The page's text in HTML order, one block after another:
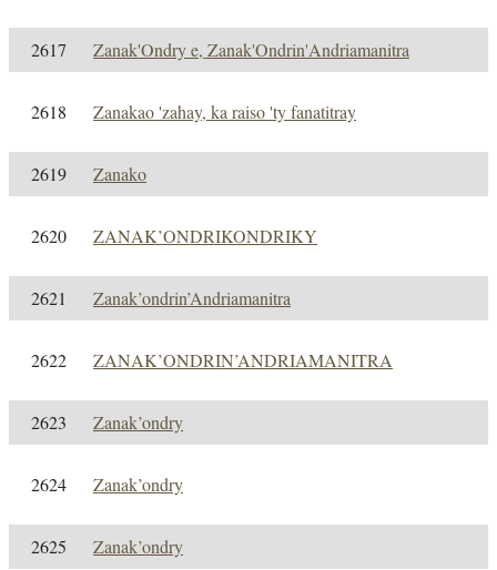
2617 Zanak'Ondry e, Zanak'Ondrin'Andriamanitra
2618 Zanakao 'zahay, ka raiso 'ty fanatitray
2619 Zanako
2620 ZANAK’ONDRIKONDRIKY
2621 Zanak’ondrin’Andriamanitra
2622 ZANAK’ONDRIN’ANDRIAMANITRA
2623 Zanak’ondry
2624 Zanak’ondry
2625 Zanak’ondry